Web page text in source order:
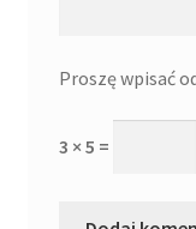
Proszę wpisać
3 × 5 =